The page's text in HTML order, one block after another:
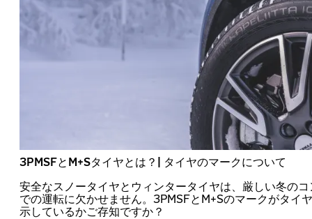
3PMSFとM+Sタイヤとは？| タイヤのマークについて
安全なスノータイヤとウィンタータイヤは、厳しい冬の
での運転に欠かせません。3PMSFとM+Sのマークがタイ
示しているかご存知ですか？